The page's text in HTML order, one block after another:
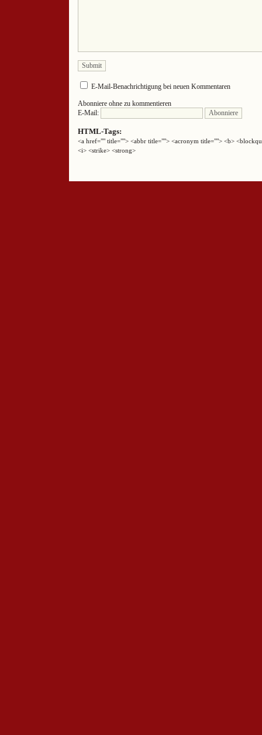
E-Mail-Benachrichtigung bei neuen Kommentaren
Abonniere ohne zu kommentieren
E-Mail:
HTML-Tags:
<a href="" title=""> <abbr title=""> <acronym title=""> <b>
<i> <strike> <strong>